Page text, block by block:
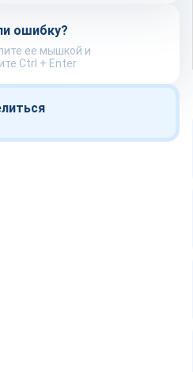
ошибку?
ее мышкой и
Ctrl + Enter